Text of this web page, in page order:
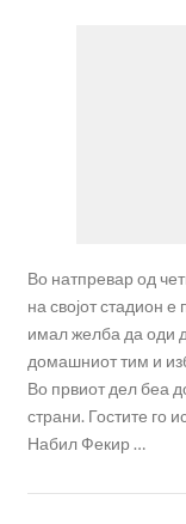
Во натпревар од
на својот стадион
имал желба да оди
домашниот тим и
Во првиот дел беа
страни. Гостите го
Набил Фекир …